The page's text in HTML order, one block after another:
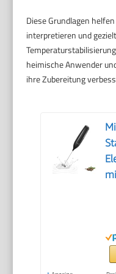
Diese Grundlagen
interpretieren und
heimische Anwender
ihre Zubereitung